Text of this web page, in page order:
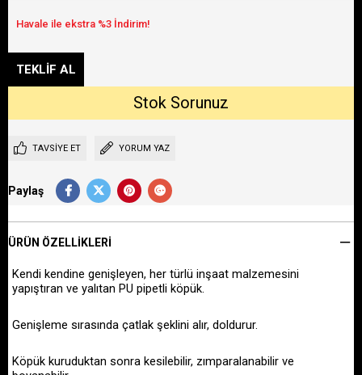
TAVSIYE ET YORUM YAZ
Paylaş
ÜRÜN ÖZELLIKLERI
Kendi kendine genişleyen, her türlü inşaat malzemesini
yapıştıran ve yalıtan PU pipetli köpük.
Genişleme sırasında çatlak şeklini alır, doldurur.
Köpük kuruduktan sonra kesilebilir, zımparalanabilir ve